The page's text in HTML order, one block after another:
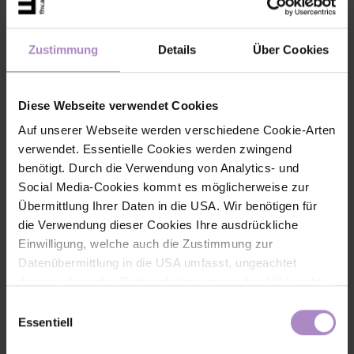
Zustimmung Details Über Cookies
Diese Webseite verwendet Cookies
Auf unserer Webseite werden verschiedene Cookie-Arten
verwendet. Essentielle Cookies werden zwingend
benötigt. Durch die Verwendung von Analytics- und
Social Media-Cookies kommt es möglicherweise zur
Übermittlung Ihrer Daten in die USA. Wir benötigen für
die Verwendung dieser Cookies Ihre ausdrückliche
Einwilligung, welche auch die Zustimmung zur
Datenübermittlung in die USA umfasst, ungeachtet
für die Rechte und Freiheiten der betroffenen Personen
nach sich ziehen kann. Die Einwilligung erteilen Sie
Essentiell
bringing them together - that’s the idea behind RAUS Collective.
In this interview, FHV students Teresa Hezel and Katharina Nitsch
explain how their idea grew into a community, what role the FHV
played in the process, and why genuine connections are more
important than peak athletic performance.
#fhv latest